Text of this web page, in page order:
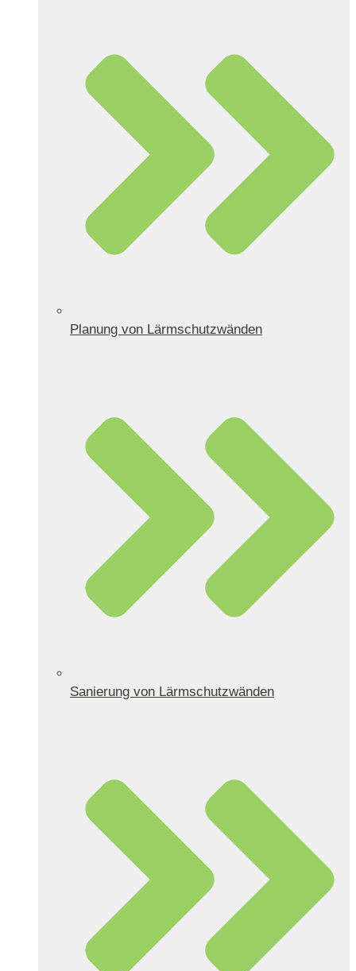
Planung von Lärmschutzwänden
Sanierung von Lärmschutzwänden